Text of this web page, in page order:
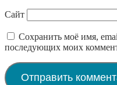
Сайт
Сохранить моё имя,
последующих моих